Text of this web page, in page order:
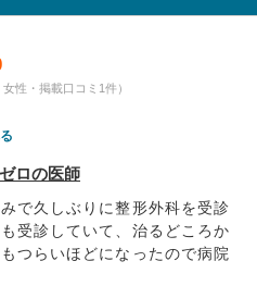
性・掲載口コミ1件）
ロの医師
で久しぶりに整形外科を受診
受診していて、治るどころか
つらいほどになったので病院